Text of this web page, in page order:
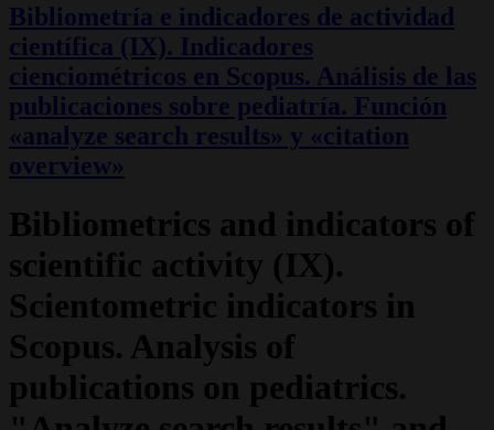
Bibliometría e indicadores de actividad
científica (IX). Indicadores
cienciométricos en Scopus. Análisis de las
publicaciones sobre pediatría. Función
«analyze search results» y «citation
overview»
Bibliometrics and indicators of
scientific activity (IX).
Scientometric indicators in
Scopus. Analysis of
publications on pediatrics.